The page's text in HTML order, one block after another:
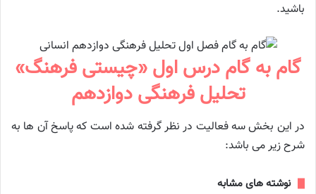
باشید.
گام به گام درس اول «چیستی فرهنگ»
تحلیل فرهنگی دوازدهم
در این بخش سه فعالیت در نظر گرفته شده است که پاسخ آن ها به
شرح زیر می باشد:
نوشته های مشابه